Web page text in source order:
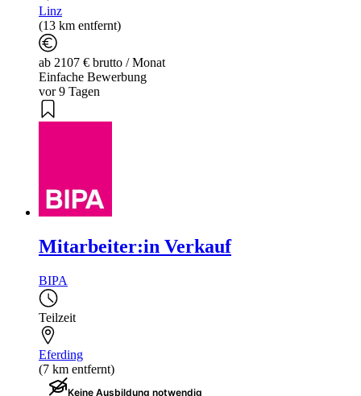
Linz
(13 km entfernt)
ab 2107 € brutto / Monat
Einfache Bewerbung
vor 9 Tagen
Mitarbeiter:in Verkauf
BIPA
Teilzeit
Eferding
(7 km entfernt)
Keine Ausbildung notwendig